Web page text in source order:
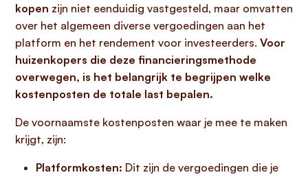
kopen zijn niet eenduidig vastgesteld, maar omvatten
over het algemeen diverse vergoedingen aan het
platform en het rendement voor investeerders. Voor
huizenkopers die deze financieringsmethode
overwegen, is het belangrijk te begrijpen welke
kostenposten de totale last bepalen.
De voornaamste kostenposten waar je mee te maken
krijgt, zijn:
Platformkosten: Dit zijn de vergoedingen die je